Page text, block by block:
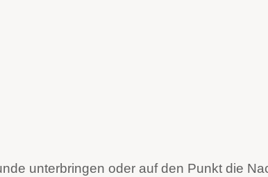
unterbringen oder auf den Punkt die